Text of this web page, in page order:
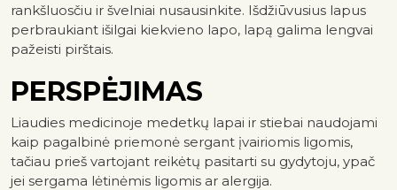
rankšluosčiu ir švelniai nusausinkite. Išdžiūvusius lapus
perbraukiant išilgai kiekvieno lapo, lapą galima lengvai
pažeisti pirštais.
PERSPĖJIMAS
Liaudies medicinoje medetkų lapai ir stiebai naudojami
kaip pagalbinė priemonė sergant įvairiomis ligomis,
tačiau prieš vartojant reikėtų pasitarti su gydytoju, ypač
jei sergama lėtinėmis ligomis ar alergija.